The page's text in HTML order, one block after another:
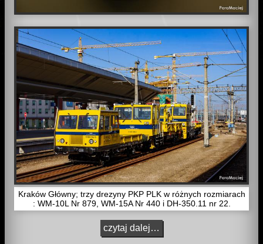
Kraków Główny; trzy drezyny PKP PLK w różnych rozmiarach
: WM-10L Nr 879, WM-15A Nr 440 i DH-350.11 nr 22.
czytaj dalej…